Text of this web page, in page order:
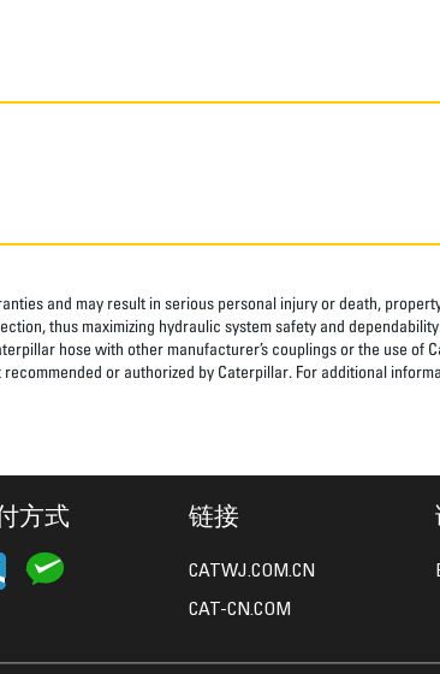
and may result in serious personal injury or death,
thus maximizing hydraulic system safety and
hose with other manufacturer’s couplings or the use of
or authorized by Caterpillar. For additional
方式 链接
CATWJ.COM.CN
CAT-CN.COM